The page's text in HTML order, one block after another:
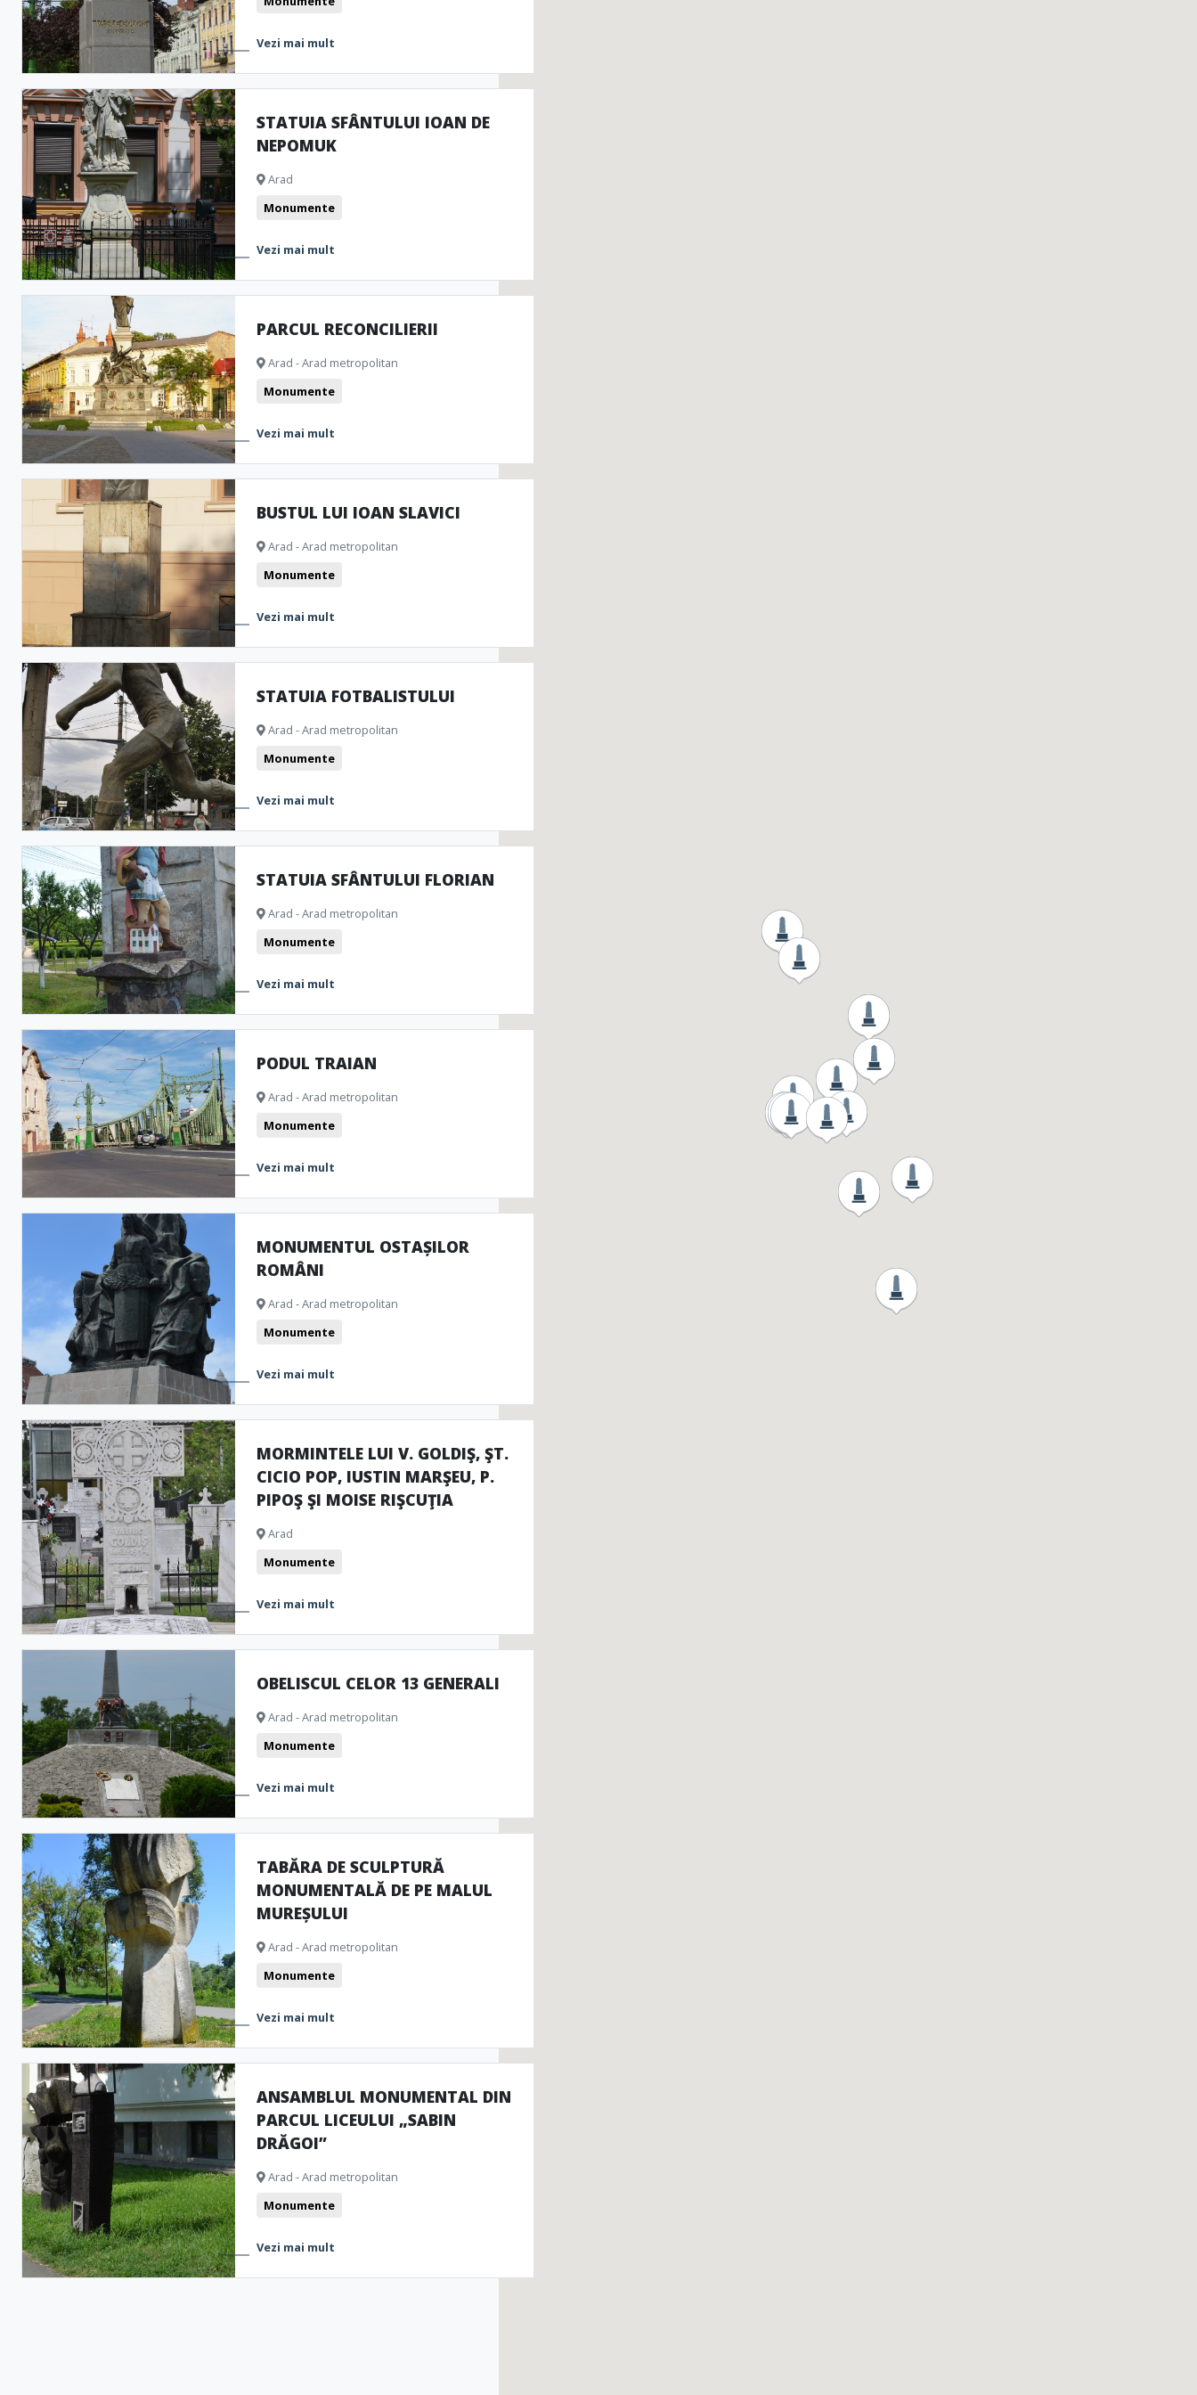
Vezi mai mult
STATUIA SFÂNTULUI IOAN DE
NEPOMUK
Arad
Monumente
Vezi mai mult
PARCUL RECONCILIERII
Arad - Arad metropolitan
Monumente
Vezi mai mult
BUSTUL LUI IOAN SLAVICI
Arad - Arad metropolitan
Monumente
Vezi mai mult
STATUIA FOTBALISTULUI
Arad - Arad metropolitan
Monumente
Vezi mai mult
STATUIA SFÂNTULUI FLORIAN
Arad - Arad metropolitan
Monumente
Vezi mai mult
PODUL TRAIAN
Arad - Arad metropolitan
Monumente
Vezi mai mult
MONUMENTUL OSTAȘILOR
ROMÂNI
Arad - Arad metropolitan
Monumente
Vezi mai mult
MORMINTELE LUI V. GOLDIŞ, ŞT.
CICIO POP, IUSTIN MARŞEU, P.
PIPOŞ ŞI MOISE RIŞCUŢIA
Arad
Monumente
Vezi mai mult
OBELISCUL CELOR 13 GENERALI
Arad - Arad metropolitan
Monumente
Vezi mai mult
TABĂRA DE SCULPTURĂ
MONUMENTALĂ DE PE MALUL
MUREȘULUI
Arad - Arad metropolitan
Monumente
Vezi mai mult
ANSAMBLUL MONUMENTAL DIN
PARCUL LICEULUI „SABIN
DRĂGOI”
Arad - Arad metropolitan
Monumente
Vezi mai mult